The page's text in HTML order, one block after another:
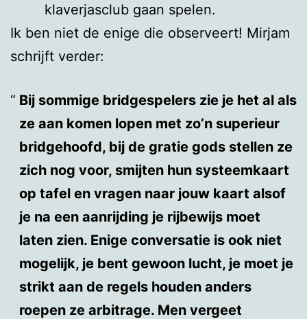
klaverjasclub gaan spelen.
Ik ben niet de enige die observeert! Mirjam
schrijft verder:
Bij sommige bridgespelers zie je het al als
ze aan komen lopen met zo’n superieur
bridgehoofd, bij de gratie gods stellen ze
zich nog voor, smijten hun systeemkaart
op tafel en vragen naar jouw kaart alsof
je na een aanrijding je rijbewijs moet
laten zien. Enige conversatie is ook niet
mogelijk, je bent gewoon lucht, je moet je
strikt aan de regels houden anders
roepen ze arbitrage. Men vergeet